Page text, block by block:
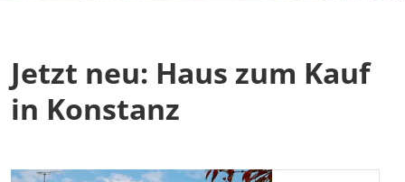
Jetzt neu: Haus zum Kauf
in Konstanz